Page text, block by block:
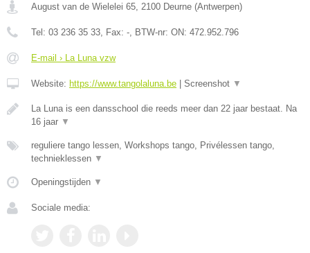
August van de Wielelei 65 2100 Deurne (Antwerpen)
Tel: 03 236 35 33 , Fax: - , BTW-nr: ON: 472.952.796
E-mail › La Luna vzw
Website: https://www.tangolaluna.be | Screenshot ▼
La Luna is een dansschool die reeds meer dan 22 jaar bestaat. Na
16 jaar ▼
reguliere tango lessen, Workshops tango, Privélessen tango,
technieklessen ▼
Openingstijden ▼
Sociale media: